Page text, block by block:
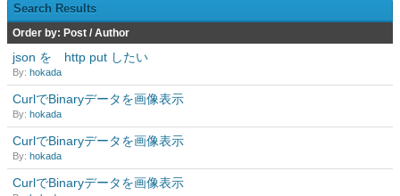
Search Results
Order by: Post / Author
json を http put したい
By: hokada
CurlでBinaryデータを画像表示
By: hokada
CurlでBinaryデータを画像表示
By: hokada
CurlでBinaryデータを画像表示